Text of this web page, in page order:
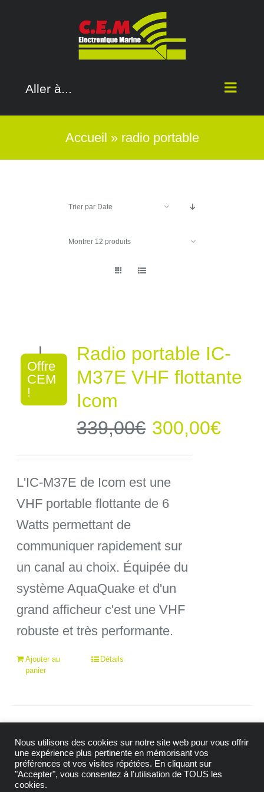
Aller à...
Accueil » radio portable
Trier par Date
Montrer 12 produits
Offre
CEM
!
Radio portable IC-
M37E VHF flottante
Icom
339,00€ Le
initial
339,00€.
300,00€Le
L'IC-M37E de Icom est une
VHF portable flottante de 6
Watts permettant de
communiquer rapidement sur
un canal au choix. Équipée du
système AquaQuake et d'un
grand afficheur c'est une VHF
robuste et très performante.
Ajouter au
panier
Détails
© Copyright 2009 -2026| Tous droits réservés |
Nous utilisons des cookies sur notre site web pour vous offrir
une expérience plus pertinente en mémorisant vos
préférences et vos visites répétées. En cliquant sur
"Accepter", vous consentez à l'utilisation de TOUS les
cookies.